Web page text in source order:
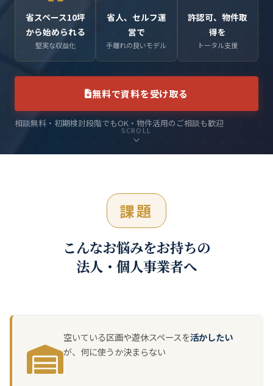
省スペース10坪
から始められる
堅実な収益化
省人、セルフ運
営で
手離れの良いモデル
許認可、物件取
得を
トータル支援
無料で資料を受け取る
相談無料・初期検討段階でもOK・物件活用のご相談も歓迎
SCROLL
課題
こんなお悩みをお持ちの
法人・個人事業者へ
空いている区画や遊休スペースを活かしたい
が、何に使うか決まらない